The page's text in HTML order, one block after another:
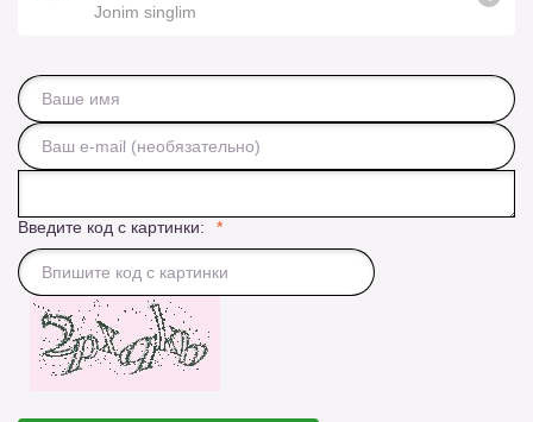
Jonim singlim
Введите код с картинки: